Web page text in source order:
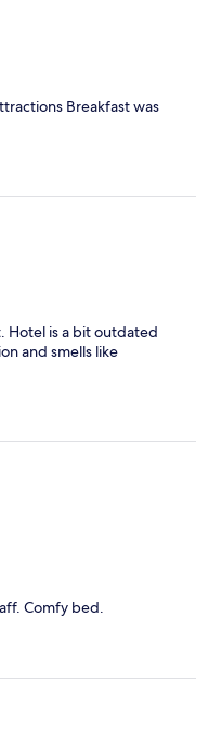
Breakfast was
Hotel is a bit outdated
and smells like
Comfy bed.